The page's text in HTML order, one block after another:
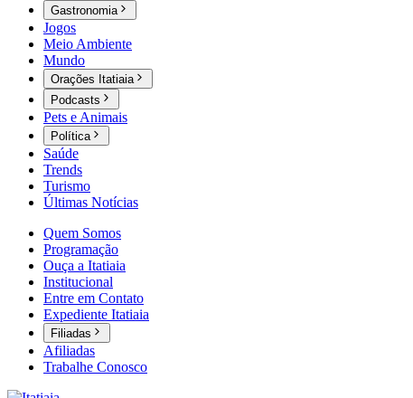
Gastronomia
Jogos
Meio Ambiente
Mundo
Orações Itatiaia
Podcasts
Pets e Animais
Política
Saúde
Trends
Turismo
Últimas Notícias
Quem Somos
Programação
Ouça a Itatiaia
Institucional
Entre em Contato
Expediente Itatiaia
Filiadas
Afiliadas
Trabalhe Conosco